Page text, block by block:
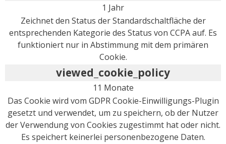
1 Jahr
Zeichnet den Status der Standardschaltfläche der
entsprechenden Kategorie des Status von CCPA auf. Es
funktioniert nur in Abstimmung mit dem primären
Cookie.
viewed_cookie_policy
11 Monate
Das Cookie wird vom GDPR Cookie-Einwilligungs-Plugin
gesetzt und verwendet, um zu speichern, ob der Nutzer
der Verwendung von Cookies zugestimmt hat oder nicht.
Es speichert keinerlei personenbezogene Daten.